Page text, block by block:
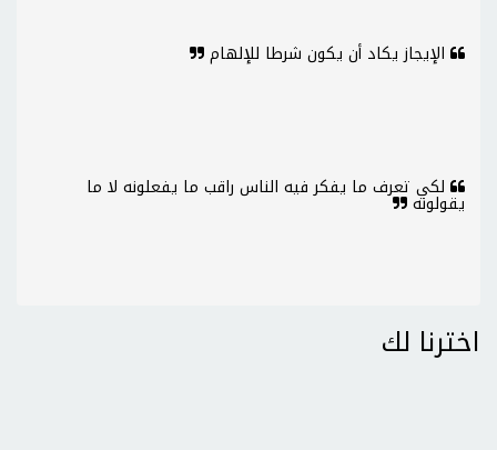
الإيجاز يكاد أن يكون شرطا للإلهام
لكي تعرف ما يفكر فيه الناس راقب ما يفعلونه لا ما
يقولونه
اخترنا لك